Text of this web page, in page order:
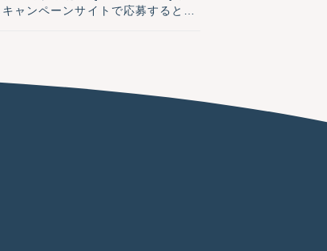
ャンペーンサイトで応募すると、
念キャンペーン」を3月24日